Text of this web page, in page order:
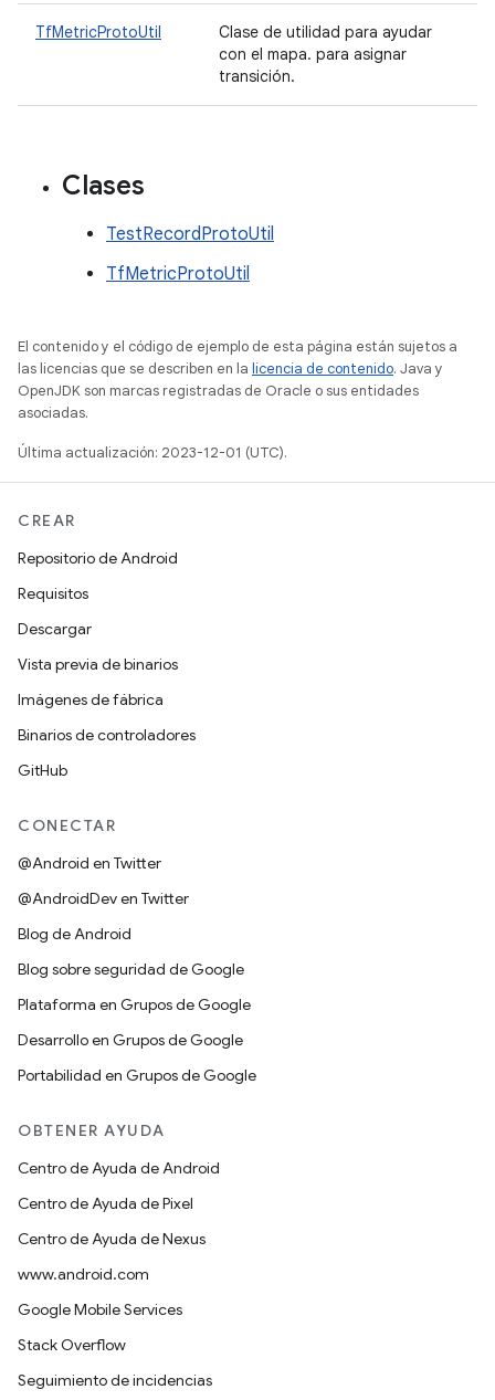
TfMetricProtoUtil
Clase de utilidad para ayudar
con el mapa. para asignar
transición.
Clases
TestRecordProtoUtil
TfMetricProtoUtil
El contenido y el código de ejemplo de esta página están sujetos a
las licencias que se describen en la licencia de contenido. Java y
OpenJDK son marcas registradas de Oracle o sus entidades
asociadas.
Última actualización: 2023-12-01 (UTC).
CREAR
Repositorio de Android
Requisitos
Descargar
Vista previa de binarios
Imágenes de fábrica
Binarios de controladores
GitHub
CONECTAR
@Android en Twitter
@AndroidDev en Twitter
Blog de Android
Blog sobre seguridad de Google
Plataforma en Grupos de Google
Desarrollo en Grupos de Google
Portabilidad en Grupos de Google
OBTENER AYUDA
Centro de Ayuda de Android
Centro de Ayuda de Pixel
Centro de Ayuda de Nexus
www.android.com
Google Mobile Services
Stack Overflow
Seguimiento de incidencias